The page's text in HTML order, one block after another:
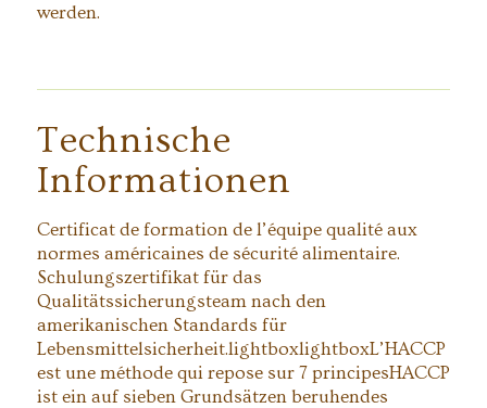
werden.
Technische
Informationen
Certificat de formation de l’équipe qualité aux
normes américaines de sécurité alimentaire.
Schulungszertifikat für das
Qualitätssicherungsteam nach den
amerikanischen Standards für
Lebensmittelsicherheit.lightboxlightboxL’HACCP
est une méthode qui repose sur 7 principesHACCP
ist ein auf sieben Grundsätzen beruhendes